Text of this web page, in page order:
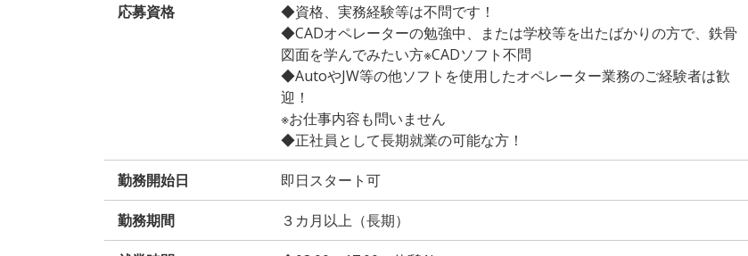
応募資格
◆資格、実務経験等は不問です！
◆CADオペレーターの勉強中、または学校等を出たばかりの方で、鉄骨
図面を学んでみたい方※CADソフト不問
◆AutoやJW等の他ソフトを使用したオペレーター業務のご経験者は歓
迎！
※お仕事内容も問いません
◆正社員として長期就業の可能な方！
勤務開始日 即日スタート可
勤務期間 ３カ月以上（長期）